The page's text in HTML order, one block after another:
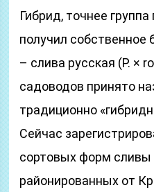
Гибрид, точнее
получил собственное
– слива русская (P. ×
садоводов принято
традиционно
Сейчас
сортовых форм сливы
районированных от